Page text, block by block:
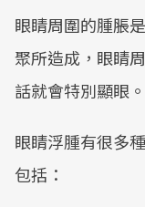
眼睛周圍的腫脹
聚所造成，眼睛
話就會特別顯眼。
眼睛浮腫有很多
包括：